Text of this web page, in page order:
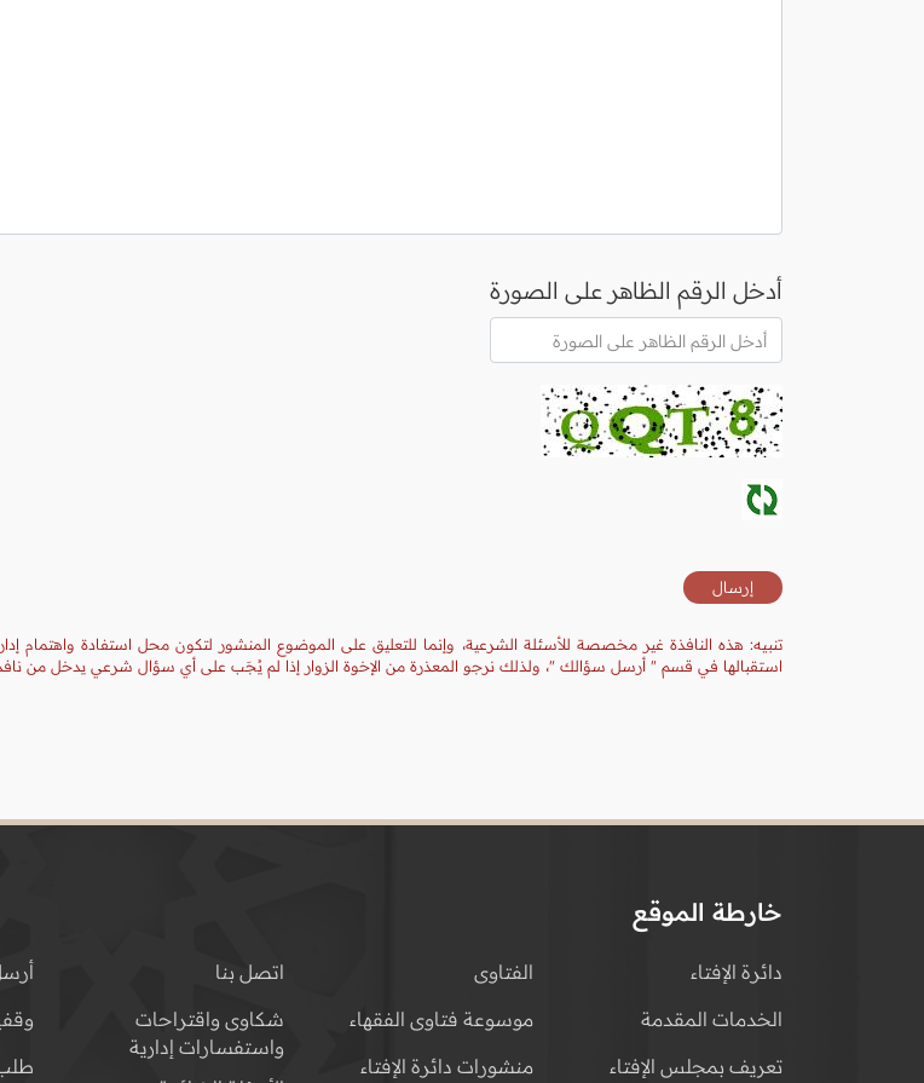
أدخل الرقم الظاهر على الصورة
تنبيه: هذه النافذة غير مخصصة للأسئلة الشرعية، وإنما للتعليق على الموضوع المنشور لتكون محل استفادة واهتمام
استقبالها في قسم " أرسل سؤالك "، ولذلك نرجو المعذرة من الإخوة الزوار إذا لم يُجَب على أي سؤال شرعي يدخل من
خارطة الموقع
دائرة الإفتاء
الخدمات المقدمة
تعريف بمجلس الإفتاء
الفتاوى
موسوعة فتاوى الفقهاء
منشورات دائرة الإفتاء
اتصل بنا
شكاوى واقتراحات
واستفسارات إدارية